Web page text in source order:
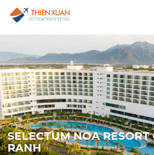
SELECTUM NOA RESORT
RANH